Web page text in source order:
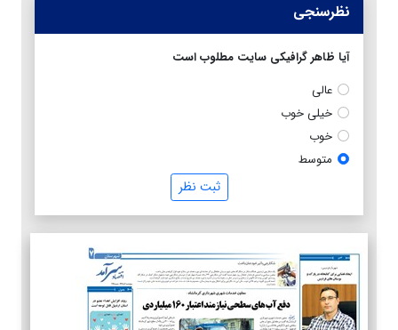
نظرسنجی
آیا ظاهر گرافیکی سایت مطلوب است
عالی
خیلی خوب
خوب
متوسط
ثبت نظر